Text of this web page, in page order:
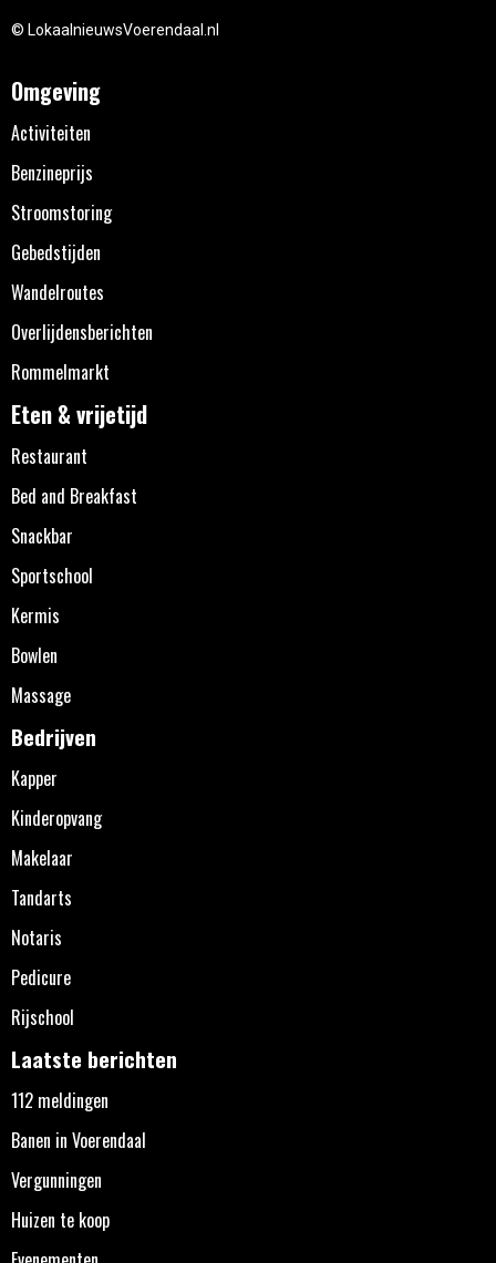
© LokaalnieuwsVoerendaal.nl
Omgeving
Activiteiten
Benzineprijs
Stroomstoring
Gebedstijden
Wandelroutes
Overlijdensberichten
Rommelmarkt
Eten & vrijetijd
Restaurant
Bed and Breakfast
Snackbar
Sportschool
Kermis
Bowlen
Massage
Bedrijven
Kapper
Kinderopvang
Makelaar
Tandarts
Notaris
Pedicure
Rijschool
Laatste berichten
112 meldingen
Banen in Voerendaal
Vergunningen
Huizen te koop